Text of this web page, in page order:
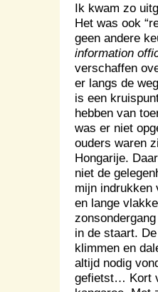
Ik kwam zo
Het was ook
geen andere
information
verschaffen
er langs de
is een
hebben van
was er niet
ouders waren
Hongarije.
niet de
mijn indrukken
en lange
in de staart.
klimmen en
altijd nodig
gefietst… Kort